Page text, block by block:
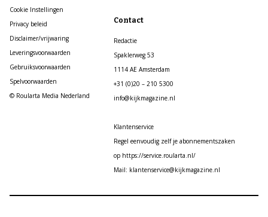
Cookie Instellingen
Privacy beleid
Disclaimer/vrijwaring
Leveringsvoorwaarden
Gebruiksvoorwaarden
Spelvoorwaarden
© Roularta Media Nederland
Contact
Redactie
Spaklerweg 53
1114 AE Amsterdam
+31 (0)20 – 210 5300
info@kijkmagazine.nl
Klantenservice
Regel eenvoudig zelf je abonnementszaken
op https://service.roularta.nl/
Mail: klantenservice@kijkmagazine.nl